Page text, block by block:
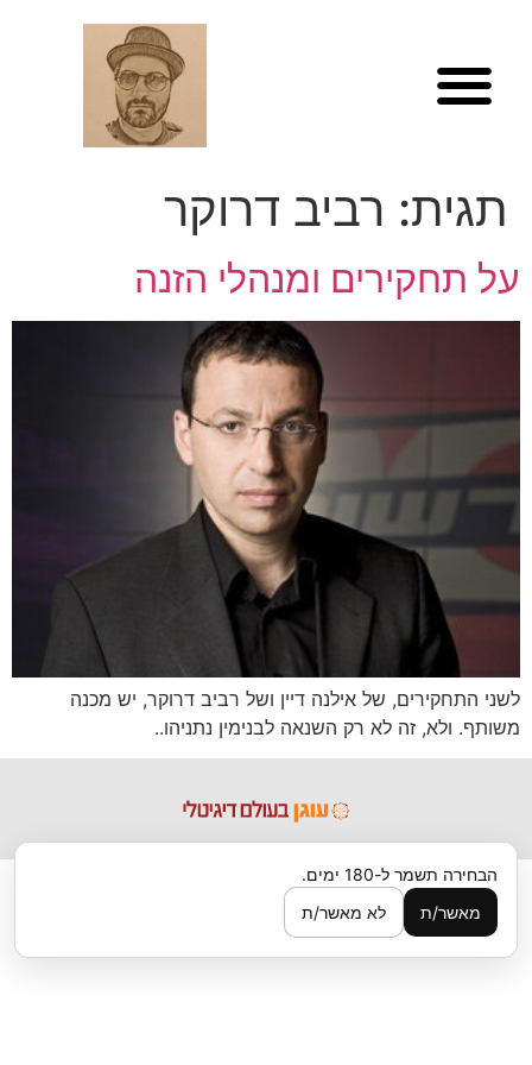
תגית: רביב דרוקר
על תחקירים ומנהלי הזנה
לשני התחקירים, של אילנה דיין ושל רביב דרוקר, יש מכנה
משותף. ולא, זה לא רק השנאה לבנימין נתניהו..
הבחירה תשמר ל-180 ימים.
מאשר/ת
לא מאשר/ת